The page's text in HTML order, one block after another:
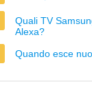
Quali TV
Alexa?
Quando esce